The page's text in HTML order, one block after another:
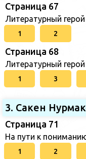
Страница 67
Литературный
1 2
Страница 68
Литературный
1 3
3. Сакен
Страница 71
На пути к
1 2